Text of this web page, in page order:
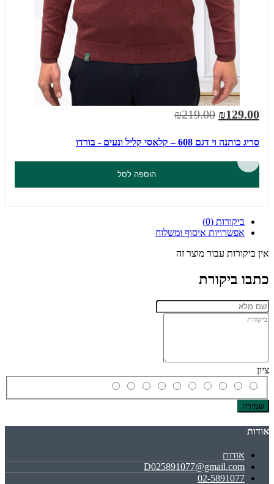
₪129.00
₪219.00
סריג כותנה וי דגם 608 – קלאסי קליל ונעים - בורדו
הוספה לסל
ביקורות (0)
אפשרויות איסוף ומשלוח
אין ביקורות עבור מוצר זה
כתבו ביקורת
ציון
שמירה
אודות
אודות
D025891077@gmail.com
02-5891077